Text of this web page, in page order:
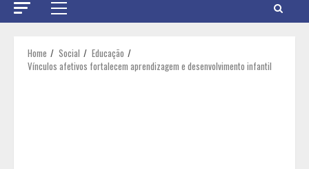
Primary
Home Social
Educação
Vínculos afetivos fortalecem aprendizagem e desenvolvimento infantil